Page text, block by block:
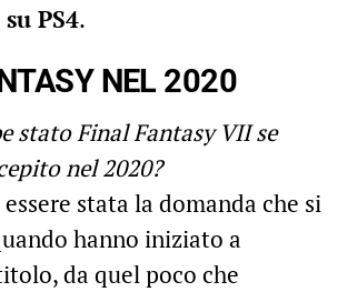
PS4.
NEL 2020
stato Final Fantasy VII se
nel 2020?
stata la domanda che si
hanno iniziato a
da quel poco che